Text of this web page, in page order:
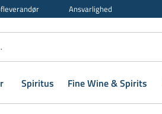
Ansvarlighed
Spiritus Fine Wine & Spirits